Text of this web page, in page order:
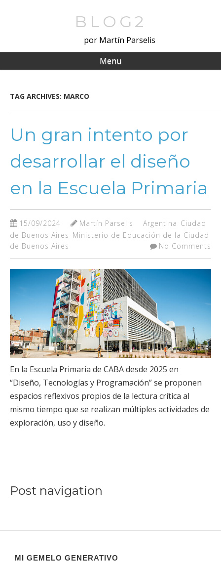
BLOG2
por Martín Parselis
Menu
TAG ARCHIVES: MARCO
Un gran intento por
desarrollar el diseño
en la Escuela Primaria
15/09/2024 Martín Parselis Argentina Ciudad
de Buenos Aires Ministerio de Educación de la Ciudad
de Buenos Aires
No Comments
En la Escuela Primaria de CABA desde 2025 en
“Diseño, Tecnologías y Programación” se proponen
espacios reflexivos propios de la lectura crítica al
mismo tiempo que se realizan múltiples actividades de
exploración, uso y diseño.
Post navigation
MI GEMELO GENERATIVO